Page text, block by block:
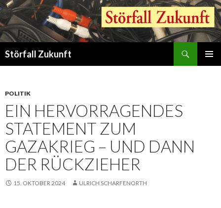
Störfall Zukunft
POLITIK
EIN HERVORRAGENDES
STATEMENT ZUM
GAZAKRIEG – UND DANN
DER RÜCKZIEHER
15. OKTOBER 2024 ULRICH SCHARFENORTH